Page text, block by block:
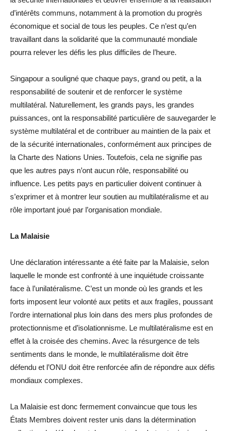
d’intérêts communs, notamment à la promotion du progrès
économique et social de tous les peuples. Ce n’est qu’en
travaillant dans la solidarité que la communauté mondiale
pourra relever les défis les plus difficiles de l’heure.
Singapour a souligné que chaque pays, grand ou petit, a la
responsabilité de soutenir et de renforcer le système
multilatéral. Naturellement, les grands pays, les grandes
puissances, ont la responsabilité particulière de sauvegarder le
système multilatéral et de contribuer au maintien de la paix et
de la sécurité internationales, conformément aux principes de
la Charte des Nations Unies. Toutefois, cela ne signifie pas
que les autres pays n’ont aucun rôle, responsabilité ou
influence. Les petits pays en particulier doivent continuer à
s’exprimer et à montrer leur soutien au multilatéralisme et au
rôle important joué par l’organisation mondiale.
La Malaisie
Une déclaration intéressante a été faite par la Malaisie, selon
laquelle le monde est confronté à une inquiétude croissante
face à l’unilatéralisme. C’est un monde où les grands et les
forts imposent leur volonté aux petits et aux fragiles, poussant
l’ordre international plus loin dans des mers plus profondes de
protectionnisme et d’isolationnisme. Le multilatéralisme est en
effet à la croisée des chemins. Avec la résurgence de tels
sentiments dans le monde, le multilatéralisme doit être
défendu et l’ONU doit être renforcée afin de répondre aux défis
mondiaux complexes.
La Malaisie est donc fermement convaincue que tous les
États Membres doivent rester unis dans la détermination